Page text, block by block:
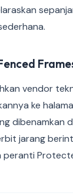
vendor
ke
dibenamkan
jarang
peranti